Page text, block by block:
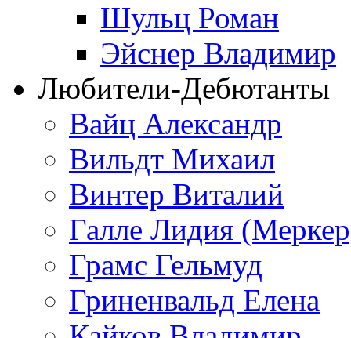
Шульц Роман
Эйснер Владимир
Любители-Дебютанты
Вайц Александр
Вильдт Михаил
Винтер Виталий
Галле Лидия
Грамс Гельмуд
Гриненвальд Елена